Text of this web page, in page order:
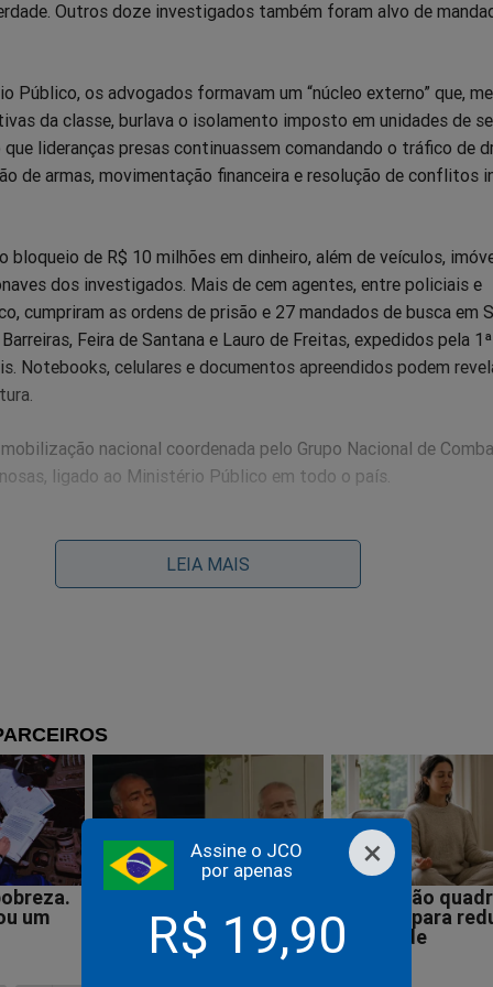
×
Assine o JCO
por apenas
R$ 19,90
Outros doze investigados também foram alvo de
Público, os advogados formavam um “núcleo externo” que,
da classe, burlava o isolamento imposto em unidades de
lideranças presas continuassem comandando o tráfico de
de armas, movimentação financeira e resolução de conflitos
bloqueio de R$ 10 milhões em dinheiro, além de veículos,
dos investigados. Mais de cem agentes, entre policiais e
cumpriram as ordens de prisão e 27 mandados de busca em
Feira de Santana e Lauro de Freitas, expedidos pela
Notebooks, celulares e documentos apreendidos podem
nacional coordenada pelo Grupo Nacional de
ligado ao Ministério Público em todo o país.
da PF morre após ser baleado durante operação que
o país
LEIA MAIS